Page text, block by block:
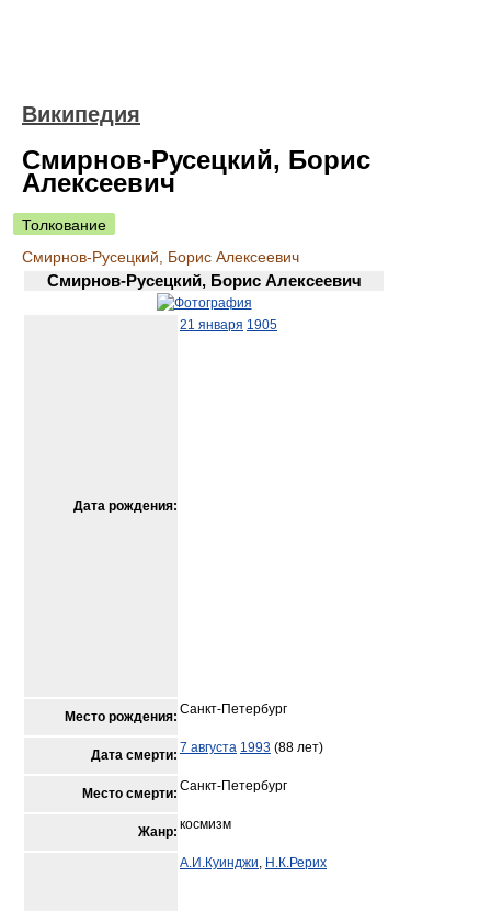
Википедия
Смирнов-Русецкий, Борис
Алексеевич
Толкование
Смирнов-Русецкий, Борис Алексеевич
Смирнов-Русецкий, Борис Алексеевич
Дата рождения:
21 января 1905
Место рождения: Санкт-Петербург
Дата смерти: 7 августа 1993 (88 лет)
Место смерти: Санкт-Петербург
Жанр: космизм
А.И.Куинджи, Н.К.Рерих